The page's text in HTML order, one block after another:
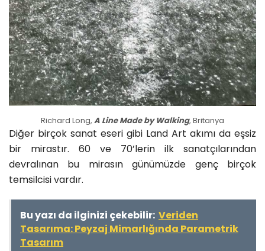
Richard Long, A Line Made by Walking, Britanya
Diğer birçok sanat eseri gibi Land Art akımı da eşsiz
bir mirastır. 60 ve 70’lerin ilk sanatçılarından
devralınan bu mirasın günümüzde genç birçok
temsilcisi vardır.
Bu yazı da ilginizi çekebilir: Veriden
Tasarıma: Peyzaj Mimarlığında Parametrik
Tasarım